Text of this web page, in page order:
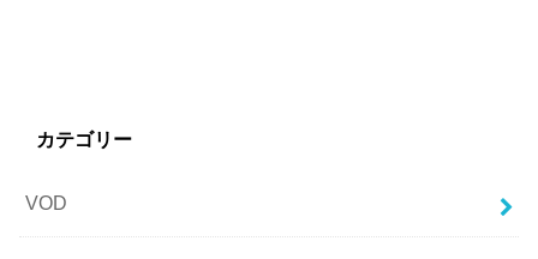
カテゴリー
VOD